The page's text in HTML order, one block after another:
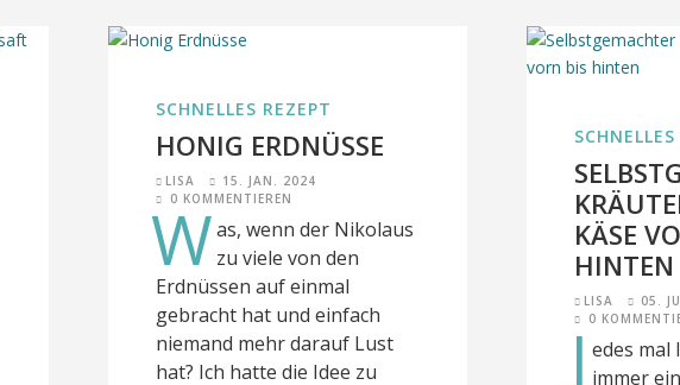
SCHNELLES REZEPT
HONIG ERDNÜSSE
LISA
15. JAN. 2024
0 KOMMENTIEREN
Was, wenn der Nikolaus
zu viele von den
Erdnüssen auf einmal
gebracht hat und einfach
niemand mehr darauf Lust
hat? Ich hatte die Idee zu
KÄSE
HINTEN
LISA
05.
0
J edes mal
immer